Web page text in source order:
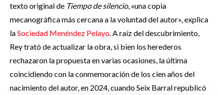
texto original de Tiempo de silencio, «una copia
mecanográfica más cercana a la voluntad del autor», explica
laSociedad Menéndez Pelayo . A raíz del descubrimiento,
Rey trató de actualizar la obra, si bien los herederos
rechazaron la propuesta en varias ocasiones, la última
coincidiendo con la conmemoración de los cien años del
nacimiento del autor, en 2024, cuando Seix Barral republicó